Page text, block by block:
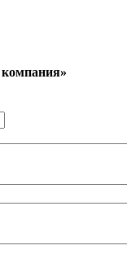
компания»